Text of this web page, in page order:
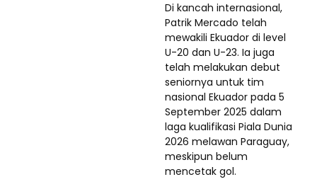
Di kancah internasional,
Patrik Mercado telah
mewakili Ekuador di level
U-20 dan U-23. Ia juga
telah melakukan debut
seniornya untuk tim
nasional Ekuador pada 5
September 2025 dalam
laga kualifikasi Piala Dunia
2026 melawan Paraguay,
meskipun belum
mencetak gol.